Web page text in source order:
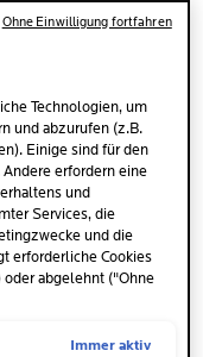
in
und
in bestimmten
wird Glycerin von
Technologien, um
und abzurufen (z.B.
Einige sind für den
erfordern eine
und
Services, die
und die
erforderliche Cookies
abgelehnt ("Ohne
der
dem Link "Cookie-
Immer aktiv
Ohne Einwilligung fortfahren